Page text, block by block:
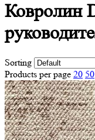
Ковролин
Sorting
Products per page 20 50